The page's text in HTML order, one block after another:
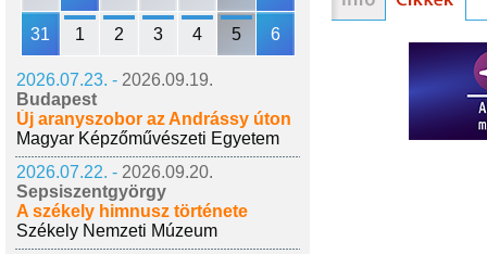
31 1 2 3 4 5 6
2026.07.23. - 2026.09.19.
Budapest
Új aranyszobor az Andrássy úton
Magyar Képzőművészeti Egyetem
2026.07.22. - 2026.09.20.
Sepsiszentgyörgy
A székely himnusz története
Székely Nemzeti Múzeum